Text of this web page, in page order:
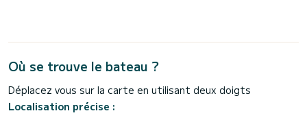
Où se trouve le bateau ?
Déplacez vous sur la carte en utilisant deux doigts
Localisation précise :